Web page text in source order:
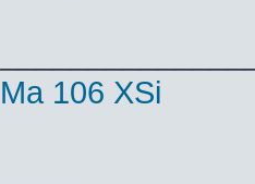
Ma 106 XSi